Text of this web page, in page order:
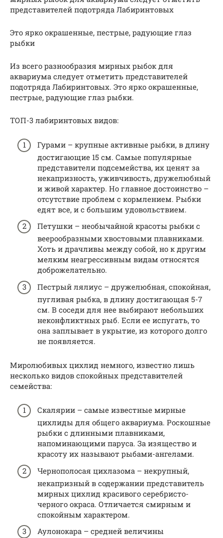
представителей подотряда Лабиринтовых
Это ярко окрашенные, пестрые, радующие глаз
рыбки
Из всего разнообразия мирных рыбок для
аквариума следует отметить представителей
подотряда Лабиринтовых. Это ярко окрашенные,
пестрые, радующие глаз рыбки.
ТОП-3 лабиринтовых видов:
Гурами – крупные активные рыбки, в длину
достигающие 15 см. Самые популярные
представители подсемейства, их ценят за
некапризность, уживчивость, дружелюбный
и живой характер. Но главное достоинство –
отсутствие проблем с кормлением. Рыбки
едят все, и с большим удовольствием.
Петушки – необычайной красоты рыбки с
веерообразными хвостовыми плавниками.
Хоть и драчливы между собой, но к другим
мелким неагрессивным видам относятся
доброжелательно.
Пестрый лялиус – дружелюбная, спокойная,
пугливая рыбка, в длину достигающая 5-7
см. В соседи для нее выбирают небольших
неконфликтных рыб. Если ее испугать, то
она заплывает в укрытие, из которого долго
не появляется.
Миролюбивых цихлид немного, известно лишь
несколько видов спокойных представителей
семейства:
Скалярии – самые известные мирные
цихлиды для общего аквариума. Роскошные
рыбки с длинными плавниками,
напоминающими паруса. За изящество и
красоту их называют рыбами-ангелами.
Чернополосая цихлазома – некрупный,
некапризный в содержании представитель
мирных цихлид красивого серебристо-
черного окраса. Отличается смирным и
спокойным характером.
Аулонокара – средней величины